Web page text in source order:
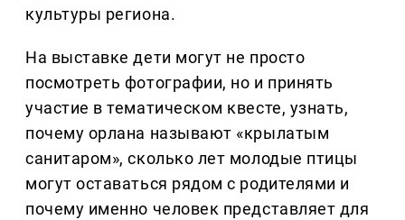
культуры региона.
На выставке дети могут не просто
посмотреть фотографии, но и принять
участие в тематическом квесте, узнать,
почему орлана называют «крылатым
санитаром», сколько лет молодые птицы
могут оставаться рядом с родителями и
почему именно человек представляет для